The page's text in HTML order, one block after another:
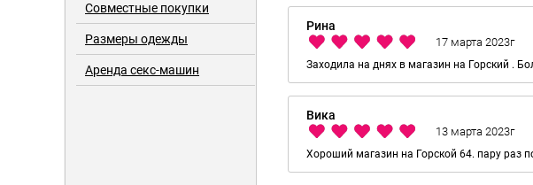
Совместные покупки
Размеры одежды
Аренда секс-машин
Рина
Заходила на днях в магазин на Горский .
Вика
Хороший магазин на Горской 64. пару раз